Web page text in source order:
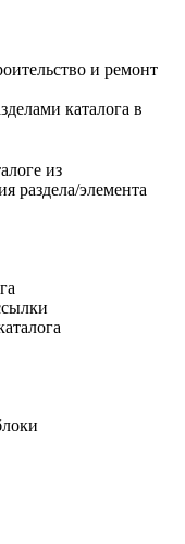
и ремонт
каталога в
из
раздела/элемента